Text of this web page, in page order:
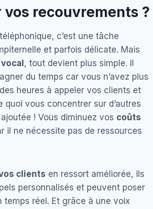
recouvrements ?
téléphonique, c’est une tâche
et parfois délicate. Mais
, tout devient plus simple. Il
du temps car vous n’avez plus
heures à appeler vos clients et
quoi vous concentrer sur d’autres
! Vous diminuez vos coûts
il ne nécessite pas de ressources
clients en ressort améliorée, ils
personnalisés et peuvent poser
temps réel. Et grâce à une voix